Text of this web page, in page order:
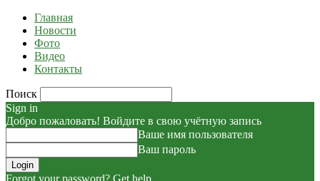
Главная
Новости
Фото
Видео
Контакты
Поиск
Sign in
Добро пожаловать! Войдите в свою учётную запись
Ваше имя пользователя
Ваш пароль
Forgot your password? Get help